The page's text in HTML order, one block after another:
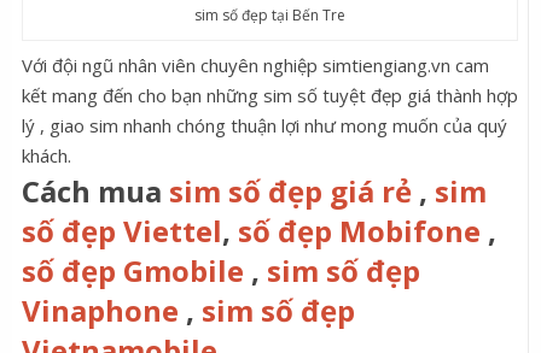
sim số đẹp tại Bến Tre
Với đội ngũ nhân viên chuyên nghiệp simtiengiang.vn cam
kết mang đến cho bạn những sim số tuyệt đẹp giá thành hợp
lý , giao sim nhanh chóng thuận lợi như mong muốn của quý
khách.
Cách mua sim số đẹp giá rẻ , sim
số đẹp Viettel, số đẹp Mobifone ,
số đẹp Gmobile , sim số đẹp
Vinaphone , sim số đẹp